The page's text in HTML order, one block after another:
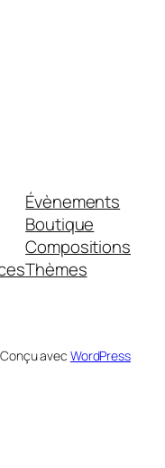
Évènements
Boutique
Compositions
Thèmes
Conçu avec WordPress